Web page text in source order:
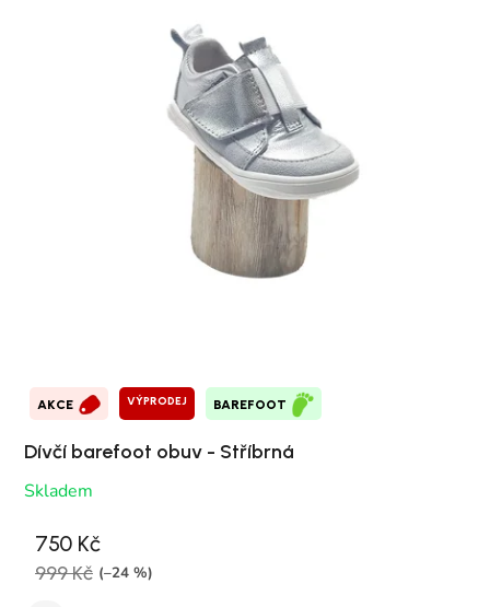
AKCE VÝPRODEJ BAREFOOT
Dívčí barefoot obuv - Stříbrná
Skladem
750 Kč
999 Kč (–24 %)